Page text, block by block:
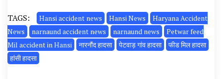
TAGS: Hansi accident news Hansi News
Haryana Accident
News
narnaund accident news narnaund news
Petwar feed
Mil accident in Hansi
नारनौंद हादसा पेटवाड़ गांव हादसा
फीड मिल हादसा
हांसी हादसा